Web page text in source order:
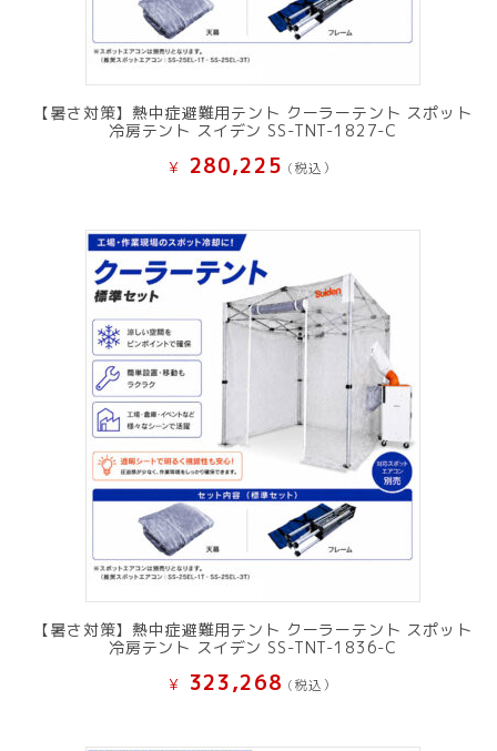
【暑さ対策】熱中症避難用テント クーラーテント スポット
冷房テント スイデン SS-TNT-1827-C
¥ 280,225 (税込）
【暑さ対策】熱中症避難用テント クーラーテント スポット
冷房テント スイデン SS-TNT-1836-C
¥ 323,268 (税込）